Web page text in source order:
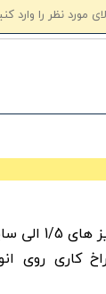
سوراخ کاری